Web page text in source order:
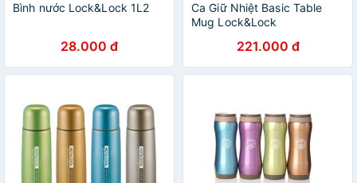
Bình nước Lock&Lock 1L2
28.000 đ
Ca Giữ Nhiệt Basic Table
Mug Lock&Lock
giữ nhiệt Lock and Lock có
nắp đậy-Hàng chính hãng
221.000 đ